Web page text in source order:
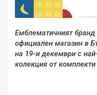
Емблематичният бранд
официален магазин в
на 19-и декември с
колекция от комплекти